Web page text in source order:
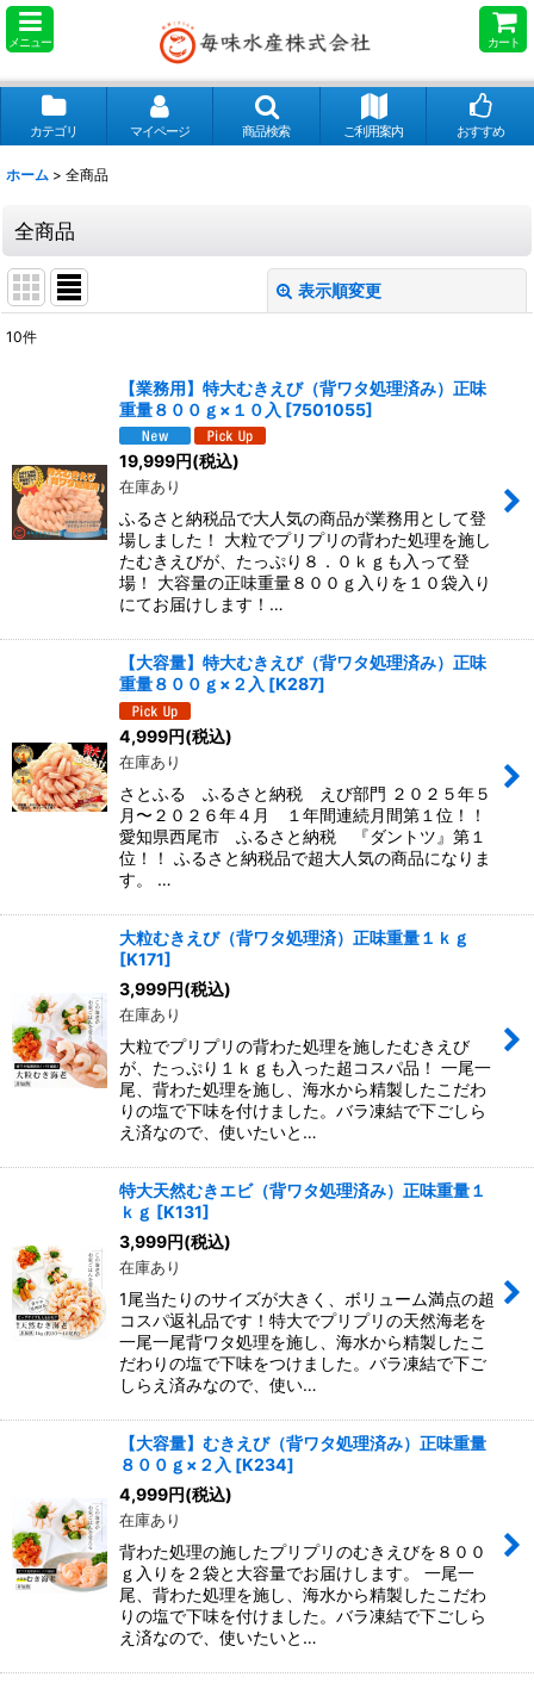
メニュー カート
カテゴリ マイページ 商品検索 ご利用案内 おすすめ
ホーム > 全商品
全商品
表示順変更
10件
【業務用】特大むきえび（背ワタ処理済み）正味
重量８００ｇ×１０入 [7501055]
19,999円(税込)
在庫あり
ふるさと納税品で大人気の商品が業務用として登
場しました！ 大粒でプリプリの背わた処理を施し
たむきえびが、たっぷり８．０ｋｇも入って登
場！ 大容量の正味重量８００ｇ入りを１０袋入り
にてお届けします！…
【大容量】特大むきえび（背ワタ処理済み）正味
重量８００ｇ×２入 [K287]
4,999円(税込)
在庫あり
さとふる ふるさと納税 えび部門 ２０２５年５
月〜２０２６年４月 １年間連続月間第１位！！
愛知県西尾市 ふるさと納税 『ダントツ』第１
位！！ ふるさと納税品で超大人気の商品になりま
す。 …
大粒むきえび（背ワタ処理済）正味重量１ｋｇ
[K171]
3,999円(税込)
在庫あり
大粒でプリプリの背わた処理を施したむきえび
が、たっぷり１ｋｇも入った超コスパ品！ 一尾一
尾、背わた処理を施し、海水から精製したこだわ
りの塩で下味を付けました。バラ凍結で下ごしら
え済なので、使いたいと…
特大天然むきエビ（背ワタ処理済み）正味重量１
ｋｇ [K131]
3,999円(税込)
在庫あり
1尾当たりのサイズが大きく、ボリューム満点の超
コスパ返礼品です！特大でプリプリの天然海老を
一尾一尾背ワタ処理を施し、海水から精製したこ
だわりの塩で下味をつけました。バラ凍結で下ご
しらえ済みなので、使い…
【大容量】むきえび（背ワタ処理済み）正味重量
８００ｇ×２入 [K234]
4,999円(税込)
在庫あり
背わた処理の施したプリプリのむきえびを８００
ｇ入りを２袋と大容量でお届けします。 一尾一
尾、背わた処理を施し、海水から精製したこだわ
りの塩で下味を付けました。バラ凍結で下ごしら
え済なので、使いたいと…